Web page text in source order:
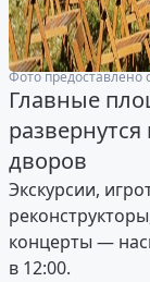
Фото предоставлено
Главные
дворов
Экскурсии,
концерты —
в 12:00.